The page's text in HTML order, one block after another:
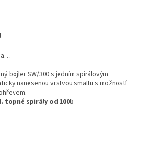
bojler SW/300 s jedním spirálovým
nanesenou vrstvou smaltu s možností
topné spirály od 100l: